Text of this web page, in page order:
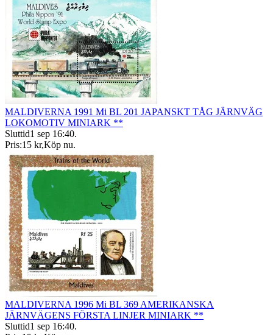
MALDIVERNA 1991 Mi BL 201 JAPANSKT TÅG JÄRNVÄG
LOKOMOTIV MINIARK **
Sluttid1 sep 16:40.
Pris:15 kr,Köp nu.
MALDIVERNA 1996 Mi BL 369 AMERIKANSKA
JÄRNVÄGENS FÖRSTA LINJER MINIARK **
Sluttid1 sep 16:40.